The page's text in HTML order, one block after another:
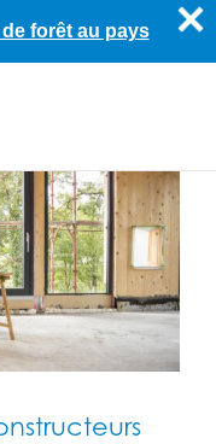
forêt au pays